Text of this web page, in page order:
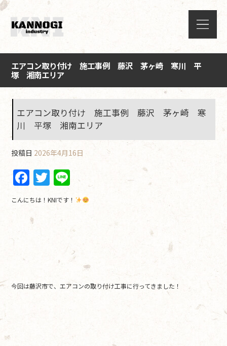
エアコン取り付け 施工事例 藤沢 茅ヶ崎 寒川 平
塚 湘南エリア
エアコン取り付け 施工事例 藤沢 茅ヶ崎 寒
川 平塚 湘南エリア
投稿日 2026年4月16日
F
a
c
e
k
T
w
itt
er
Li
n
e
こんにちは！KNIです！
今回は藤沢市で、エアコンの取り付け工事に行ってきました！